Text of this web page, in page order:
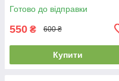
Готово до відправки
550 ₴ 600 ₴
Купити